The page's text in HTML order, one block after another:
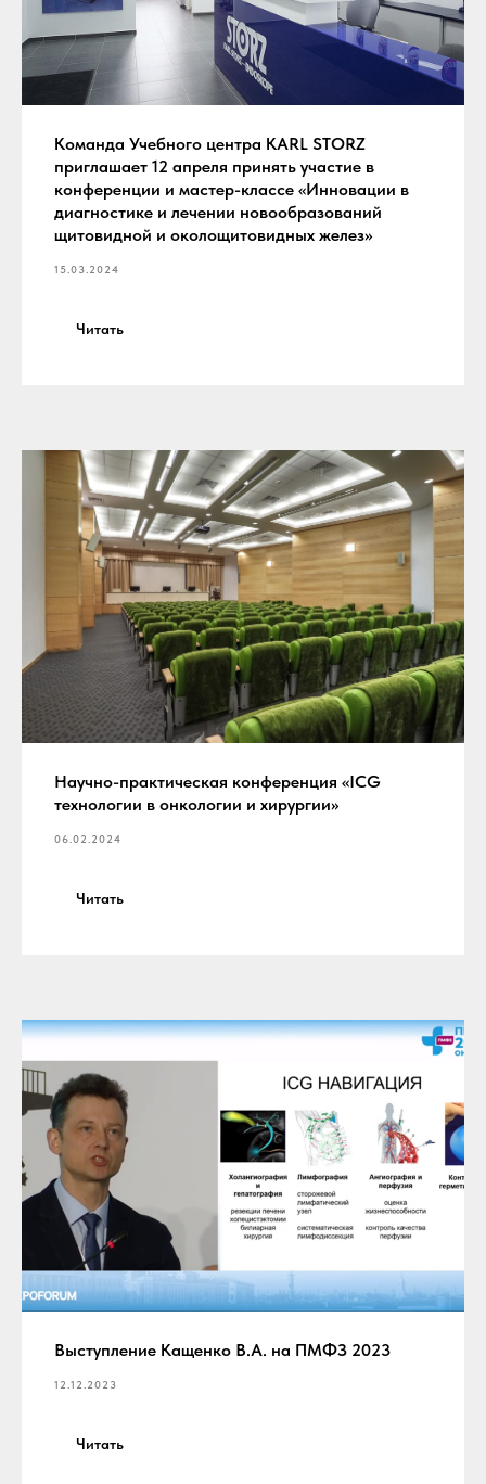
Команда Учебного центра KARL STORZ
приглашает 12 апреля принять участие в
конференции и мастер-классе «Инновации в
диагностике и лечении новообразований
щитовидной и околощитовидных желез»
15.03.2024
Читать
Научно-практическая конференция «ICG
технологии в онкологии и хирургии»
06.02.2024
Читать
Выступление Кащенко В.А. на ПМФЗ 2023
12.12.2023
Читать